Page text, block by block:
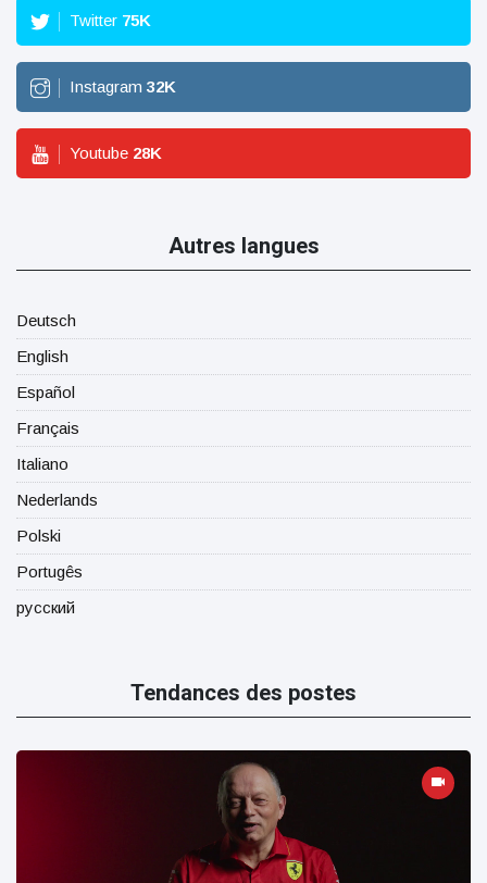
Twitter 75K
Instagram 32K
Youtube 28K
Autres langues
Deutsch
English
Español
Français
Italiano
Nederlands
Polski
Portugês
русский
Tendances des postes